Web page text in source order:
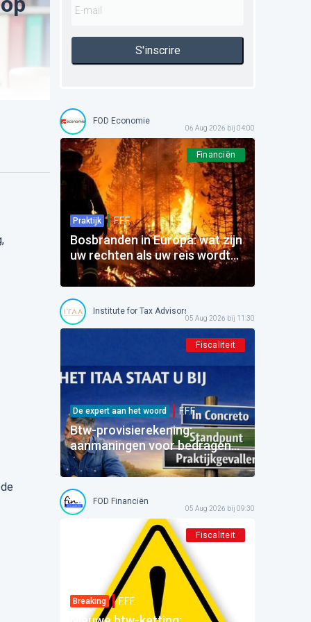
S'inscrire
FOD Economie
06 Aug 2026 bij 04:00
Financiën
Praktijk F.F.F.
Bosbranden in Europa: wat zijn
uw rechten als uw reis wordt
beïnvloed?
Institute for Tax Advisors and Accountants
05 Aug 2026 bij 11:30
Fiscaliteit
De expert aan het woord F.F.F.
Btw-provisierekening:
aanmaningen voor bedragen
die al betaald zijn
FOD Financiën
05 Aug 2026 bij 09:30
Fiscaliteit
Breaking F.F.F.